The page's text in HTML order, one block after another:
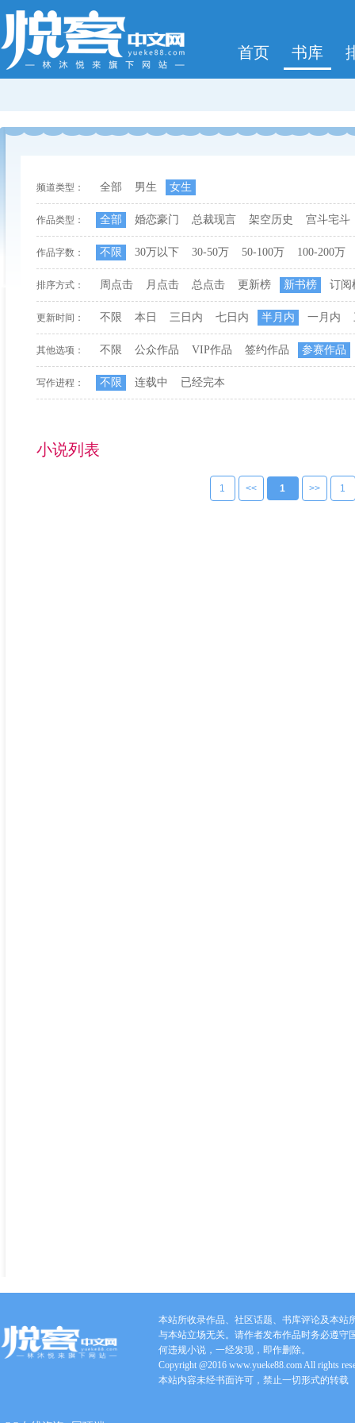
首页 书库
频道类型： 全部 男生 女生
作品类型： 全部 婚恋豪门 总裁现言 架空历史 宫斗宅斗
作品字数： 不限 30万以下 30-50万 50-100万 100-200万
排序方式： 周点击 月点击 总点击 更新榜 新书榜 订阅
更新时间： 不限 本日 三日内 七日内 半月内 一月内
其他选项： 不限 公众作品 VIP作品 签约作品 参赛作品
写作进程： 不限 连载中 已经完本
小说列表
1 << 1 >> 1
本站所收录作品、社区话题、书库评论及本站
与本站立场无关。请作者发布作品时务必遵守
何违规小说，一经发现，即作删除。
Copyright @2016 www.yueke88.com All rights
本站内容未经书面许可，禁止一切形式的转载